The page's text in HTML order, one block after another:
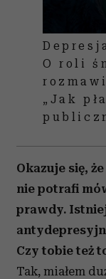
O roli
„Jak
Okazuje się,
nie potrafi
prawdy.
Czy tobie też
Tak, miałem